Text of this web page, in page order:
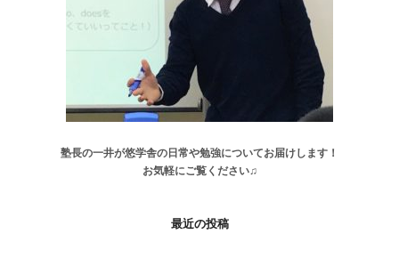
塾長の一井が悠学舎の日常や勉強についてお届けします！
お気軽にご覧ください♫
最近の投稿